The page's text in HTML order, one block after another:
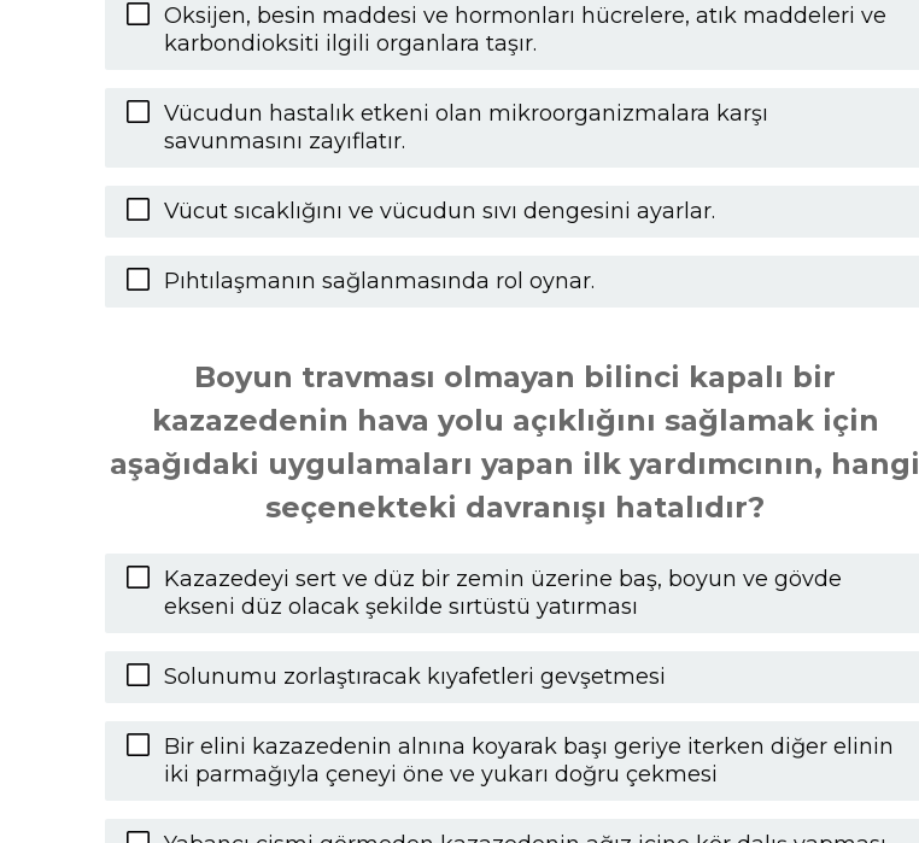
Oksijen, besin maddesi ve hormonları hücrelere, atık maddeleri ve
karbondioksiti ilgili organlara taşır.
Vücudun hastalık etkeni olan mikroorganizmalara karşı
savunmasını zayıflatır.
Vücut sıcaklığını ve vücudun sıvı dengesini ayarlar.
Pıhtılaşmanın sağlanmasında rol oynar.
Boyun travması olmayan bilinci kapalı bir
kazazedenin hava yolu açıklığını sağlamak için
aşağıdaki uygulamaları yapan ilk yardımcının, hangi
seçenekteki davranışı hatalıdır?
Kazazedeyi sert ve düz bir zemin üzerine baş, boyun ve gövde
ekseni düz olacak şekilde sırtüstü yatırması
Solunumu zorlaştıracak kıyafetleri gevşetmesi
Bir elini kazazedenin alnına koyarak başı geriye iterken diğer elinin
iki parmağıyla çeneyi öne ve yukarı doğru çekmesi